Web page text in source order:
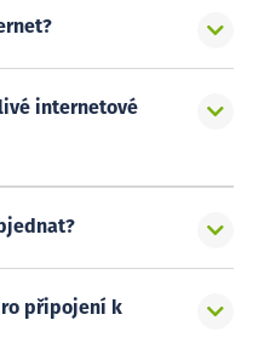
internetové
připojení k